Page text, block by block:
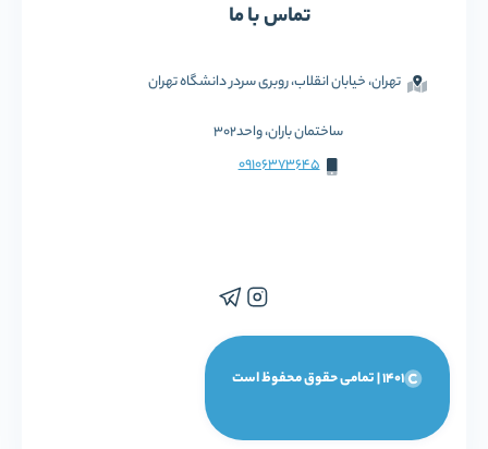
تماس با ما
تهران، خیابان انقلاب، روبری سردر دانشگاه تهران
ساختمان باران، واحد302
09106373645
1401 | تمامی حقوق محفوظ است